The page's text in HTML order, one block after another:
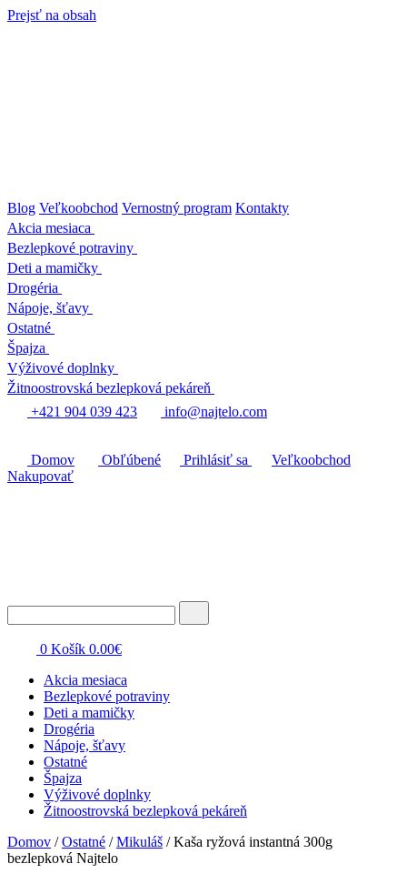
Prejsť na obsah
Blog Veľkoobchod Vernostný program Kontakty
Akcia mesiaca
Bezlepkové potraviny
Deti a mamičky
Drogéria
Nápoje, šťavy
Ostatné
Špajza
Výživové doplnky
Žitnoostrovská bezlepková pekáreň
+421 904 039 423
info@najtelo.com
Domov Obľúbené Prihlásiť sa
Veľkoobchod
Nakupovať
0 Košík 0.00€
Akcia mesiaca
Bezlepkové potraviny
Deti a mamičky
Drogéria
Nápoje, šťavy
Ostatné
Špajza
Výživové doplnky
Žitnoostrovská bezlepková pekáreň
Domov /Ostatné /Mikuláš / Kaša ryžová instantná 300g
bezlepková Najtelo